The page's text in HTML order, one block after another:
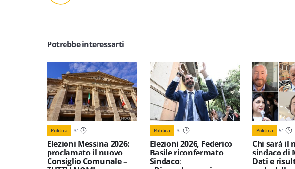
Potrebbe interessarti
Politica 3'
Elezioni Messina 2026:
proclamato il nuovo
Consiglio Comunale –
Politica 3'
Elezioni 2026, Federico
Basile riconfermato
Sindaco:
Politica 5'
Chi sarà il
sindaco di
Dati e